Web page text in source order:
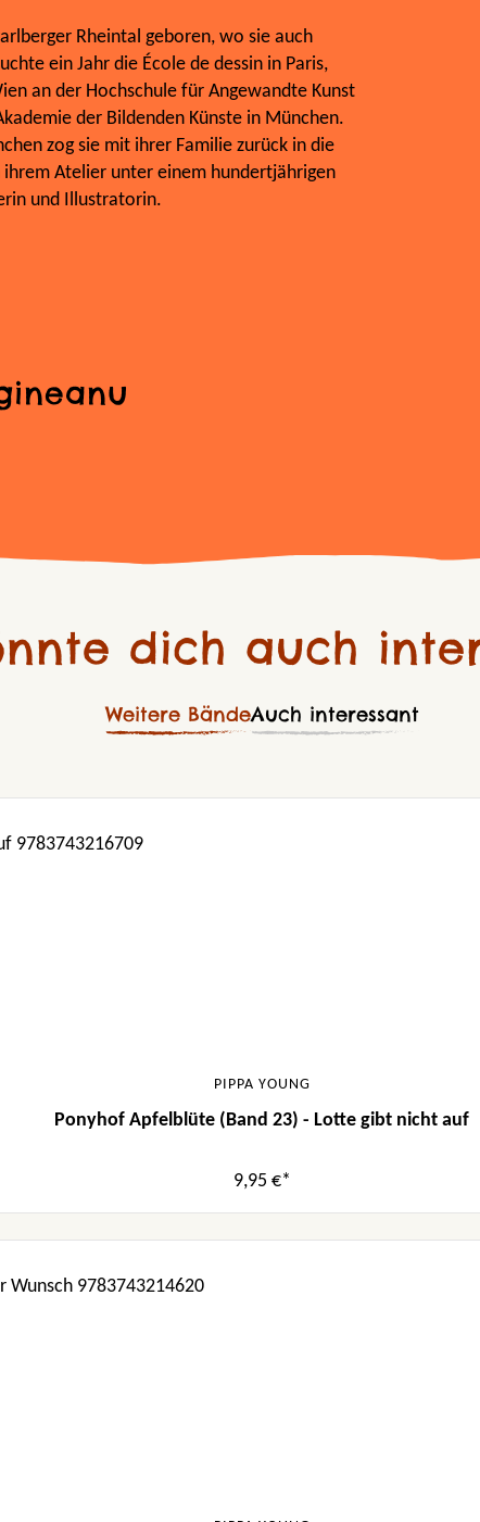
Rheintal geboren, wo sie auch
ein Jahr die École de dessin in Paris,
an der Hochschule für Angewandte Kunst
der Bildenden Künste in München.
zog sie mit ihrer Familie zurück in die
Atelier unter einem hundertjährigen
und Illustratorin.
dich auch
Weitere BändeAuch interessant
PIPPA YOUNG
Ponyhof Apfelblüte (Band 23) - Lotte gibt nicht auf
9,95 €*